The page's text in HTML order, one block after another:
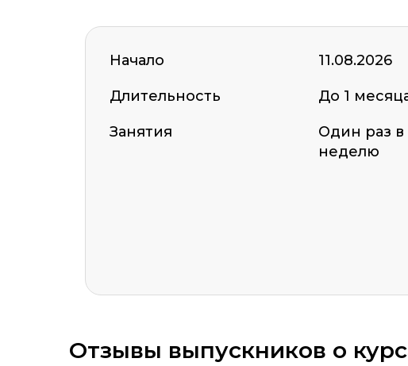
Начало
Длительность
Занятия
11.08.2026
До 1
Один раз в
неделю
Отзывы выпускников о
Оставить комментарий